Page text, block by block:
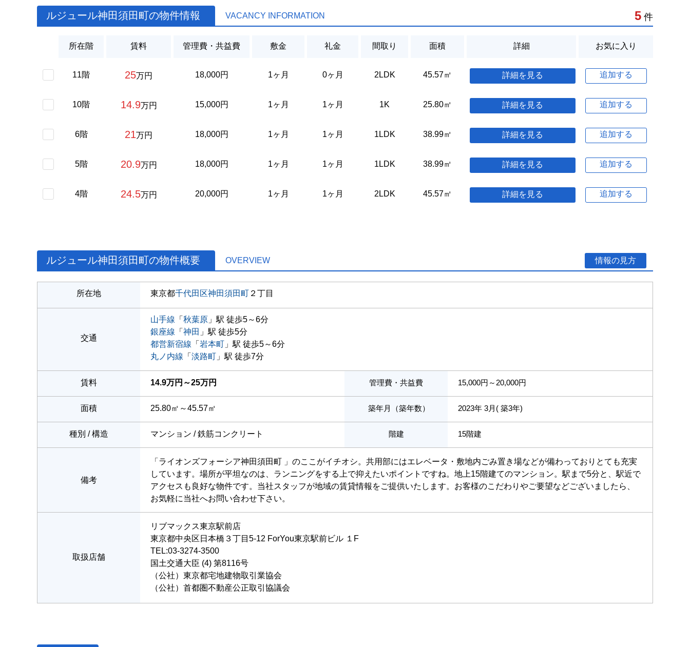
ルジュール神田須田町の物件情報 VACANCY INFORMATION 5 件
所在階 賃料 管理費・共益費 敷金 礼金 間取り 面積 詳細 お気に入り
11階 25万円 18,000円 1ヶ月 0ヶ月 2LDK 45.57㎡ 詳細を見る 追加する
10階 14.9万円 15,000円 1ヶ月 1ヶ月 1K 25.80㎡ 詳細を見る 追加する
6階 21万円 18,000円 1ヶ月 1ヶ月 1LDK 38.99㎡ 詳細を見る 追加する
5階 20.9万円 18,000円 1ヶ月 1ヶ月 1LDK 38.99㎡ 詳細を見る 追加する
4階 24.5万円 20,000円 1ヶ月 1ヶ月 2LDK 45.57㎡ 詳細を見る 追加する
ルジュール神田須田町の物件概要 OVERVIEW 情報の見方
所在地 東京都千代田区神田須田町 ２丁目
交通
山手線 「 秋葉原 」駅 徒歩5～6分
銀座線 「 神田 」駅 徒歩5分
都営新宿線 「 岩本町 」駅 徒歩5～6分
丸ノ内線 「 淡路町 」駅 徒歩7分
賃料 14.9万円～25万円 管理費・共益費 15,000円～20,000円
面積 25.80㎡～45.57㎡ 築年月（築年数） 2023年 3月( 築3年)
種別 / 構造 マンション / 鉄筋コンクリート 階建 15階建
備考
「ライオンズフォーシア神田須田町 」のここがイチオシ。共用部にはエレベータ・敷地内ごみ置き場などが備わっておりとても充実
しています。場所が平坦なのは、ランニングをする上で抑えたいポイントですね。地上15階建てのマンション。駅まで5分と、駅近で
アクセスも良好な物件です。当社スタッフが地域の賃貸情報をご提供いたします。お客様のこだわりやご要望などございましたら、
お気軽に当社へお問い合わせ下さい。
取扱店舗
リブマックス東京駅前店
東京都中央区日本橋３丁目5-12 ForYou東京駅前ビル １F
TEL:03-3274-3500
国土交通大臣 (4) 第8116号
（公社）東京都宅地建物取引業協会
（公社）首都圏不動産公正取引協議会